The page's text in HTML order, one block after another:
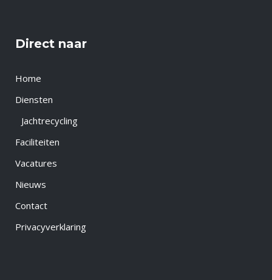
Direct naar
Home
Diensten
Jachtrecycling
Faciliteiten
Vacatures
Nieuws
Contact
Privacyverklaring